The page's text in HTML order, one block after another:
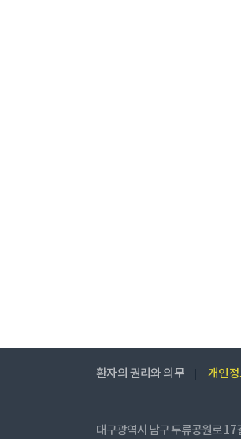
환자의 권리와 의무 개인
대구광역시 남구 두류공원로 17